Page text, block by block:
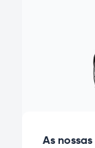
As